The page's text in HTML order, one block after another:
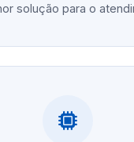
solução para o